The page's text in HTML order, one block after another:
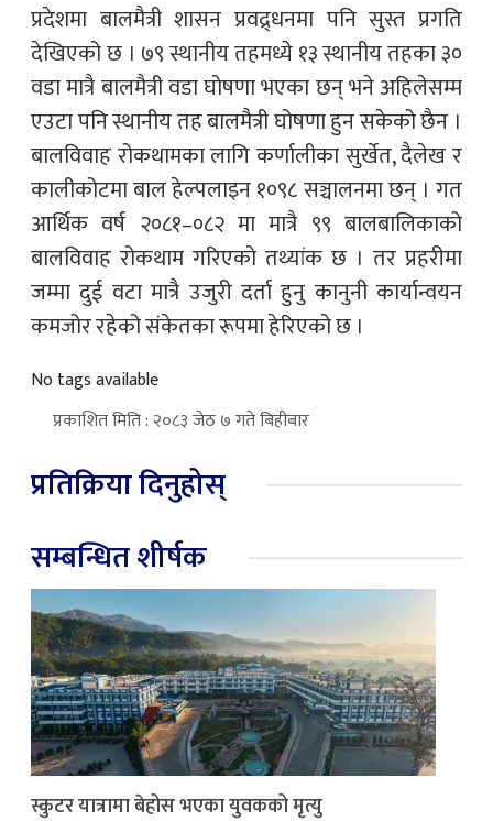
प्रदेशमा बालमैत्री शासन प्रवद्र्धनमा पनि सुस्त प्रगति
देखिएको छ । ७९ स्थानीय तहमध्ये १३ स्थानीय तहका ३०
वडा मात्रै बालमैत्री वडा घोषणा भएका छन् भने अहिलेसम्म
एउटा पनि स्थानीय तह बालमैत्री घोषणा हुन सकेको छैन ।
बालविवाह रोकथामका लागि कर्णालीका सुर्खेत, दैलेख र
कालीकोटमा बाल हेल्पलाइन १०९८ सञ्चालनमा छन् । गत
आर्थिक वर्ष २०८१–०८२ मा मात्रै ९९ बालबालिकाको
बालविवाह रोकथाम गरिएको तथ्यांक छ । तर प्रहरीमा
जम्मा दुई वटा मात्रै उजुरी दर्ता हुनु कानुनी कार्यान्वयन
कमजोर रहेको संकेतका रूपमा हेरिएको छ ।
No tags available
प्रकाशित मिति : २०८३ जेठ ७ गते बिहीबार
प्रतिक्रिया दिनुहोस्
सम्बन्धित शीर्षक
स्कुटर यात्रामा बेहोस भएका युवकको मृत्यु